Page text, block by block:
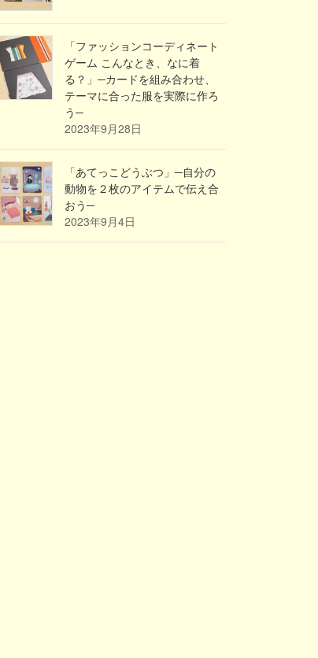
「ファッションコーディネート
ゲーム こんなとき、なに着
る？」─カードを組み合わせ、
テーマに合った服を実際に作ろ
う─
2023年9月28日
「あてっこどうぶつ」─自分の
動物を２枚のアイテムで伝え合
おう─
2023年9月4日